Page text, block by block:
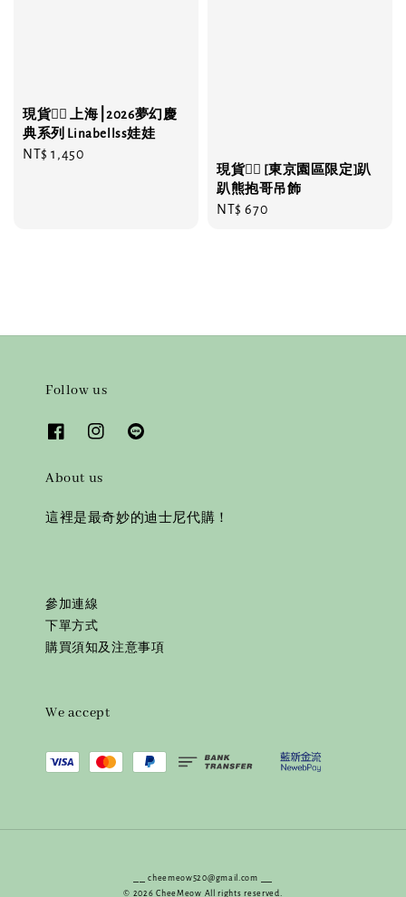
現貨❤️‍🔥 上海⎮2026夢幻慶
典系列 Linabellss娃娃
Regular
NT$ 1,450
現貨❤️‍🔥 [東京園區限定]趴
趴熊抱哥吊飾
Regular
NT$ 670
Follow us
About us
這裡是最奇妙的迪士尼代購！
參加連線
下單方式
購買須知及注意事項
We accept
⎯⎯ cheemeow520@gmail.com ⎯⎯
© 2026 CheeMeow All rights reserved.